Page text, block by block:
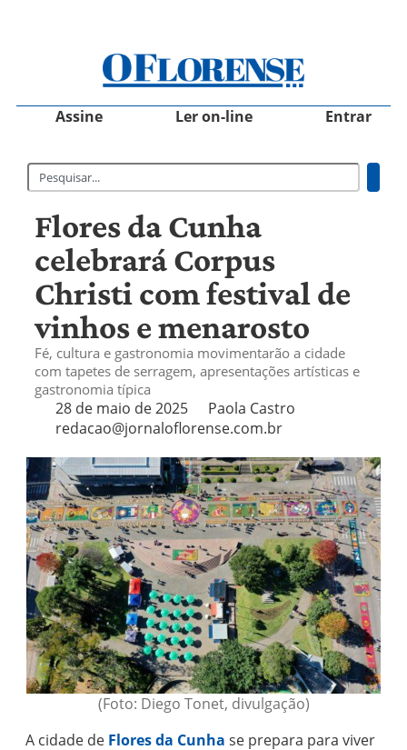
Assine Ler on-line Entrar
Flores da Cunha
celebrará Corpus
Christi com festival de
vinhos e menarosto
Fé, cultura e gastronomia movimentarão a cidade
com tapetes de serragem, apresentações artísticas e
gastronomia típica
28 de maio de 2025
Paola Castro
redacao@jornaloflorense.com.br
(Foto: Diego Tonet, divulgação)
A cidade de Flores da Cunha se prepara para viver